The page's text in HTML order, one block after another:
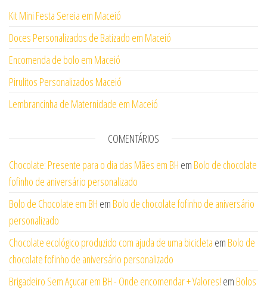
Kit Mini Festa Sereia em Maceió
Doces Personalizados de Batizado em Maceió
Encomenda de bolo em Maceió
Pirulitos Personalizados Maceió
Lembrancinha de Maternidade em Maceió
COMENTÁRIOS
Chocolate: Presente para o dia das Mães em BH em Bolo de chocolate
fofinho de aniversário personalizado
Bolo de Chocolate em BH em Bolo de chocolate fofinho de aniversário
personalizado
Chocolate ecológico produzido com ajuda de uma bicicleta em Bolo de
chocolate fofinho de aniversário personalizado
Brigadeiro Sem Açucar em BH - Onde encomendar + Valores! em Bolos